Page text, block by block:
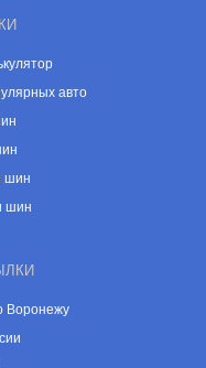
авто
шин
шин
Воронежу